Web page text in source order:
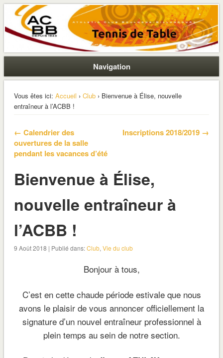
ACBB – Tennis de Table
La section ping de Boulogne
Navigation
Vous êtes ici: Accueil › Club› Bienvenue à Élise, nouvelle
entraîneur à l’ACBB !
← Calendrier des
ouvertures de la salle
pendant les vacances d’été
Inscriptions 2018/2019 →
Bienvenue à Élise,
nouvelle entraîneur à
l’ACBB !
9 Août 2018 | Publié dans:Club, Vie du club
Bonjour à tous,
C’est en cette chaude période estivale que nous
avons le plaisir de vous annoncer officiellement la
signature d’un nouvel entraîneur professionnel à
plein temps au sein de notre section.